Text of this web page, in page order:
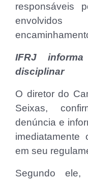
responsáveis
IFRJ
disciplinar
O diretor do
Seixas,
denúncia e
imediatamente
em seu
Segundo ele,